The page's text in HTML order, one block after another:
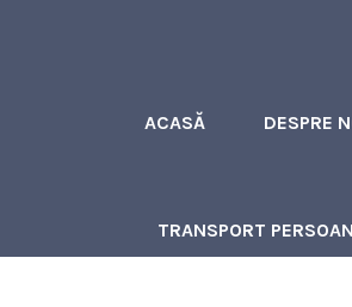
ACASĂ DESPRE
TRANSPORT